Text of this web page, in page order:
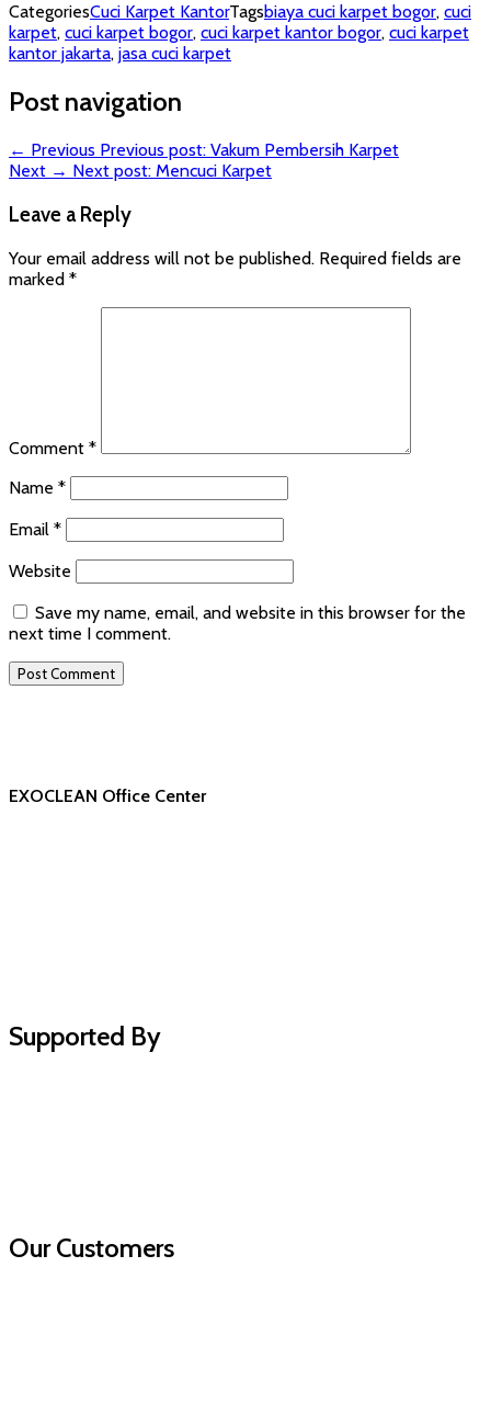
CategoriesCuci Karpet KantorTagsbiaya cuci karpet bogor, cuci
karpet, cuci karpet bogor, cuci karpet kantor bogor, cuci karpet
kantor jakarta, jasa cuci karpet
Post navigation
← Previous Previous post: Vakum Pembersih Karpet
Next → Next post: Mencuci Karpet
Leave a Reply
Your email address will not be published. Required fields are
marked *
Comment *
Name *
Email *
Website
Save my name, email, and website in this browser for the
next time I comment.
EXOCLEAN Office Center
Supported By
Our Customers